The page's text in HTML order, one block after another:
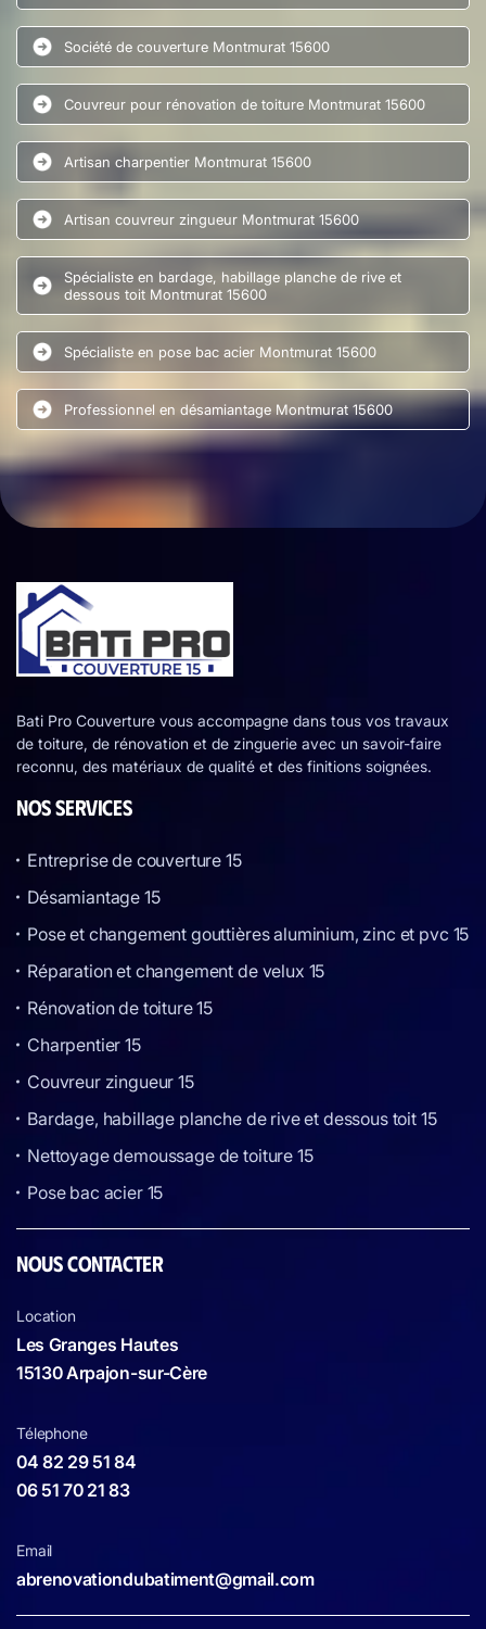
Société de couverture Montmurat 15600
Couvreur pour rénovation de toiture Montmurat 15600
Artisan charpentier Montmurat 15600
Artisan couvreur zingueur Montmurat 15600
Spécialiste en bardage, habillage planche de rive et
dessous toit Montmurat 15600
Spécialiste en pose bac acier Montmurat 15600
Professionnel en désamiantage Montmurat 15600
Bati Pro Couverture vous accompagne dans tous vos travaux
de toiture, de rénovation et de zinguerie avec un savoir-faire
reconnu, des matériaux de qualité et des finitions soignées.
NOS SERVICES
Entreprise de couverture 15
Désamiantage 15
Pose et changement gouttières aluminium, zinc et pvc 15
Réparation et changement de velux 15
Rénovation de toiture 15
Charpentier 15
Couvreur zingueur 15
Bardage, habillage planche de rive et dessous toit 15
Nettoyage demoussage de toiture 15
Pose bac acier 15
NOUS CONTACTER
Location
Les Granges Hautes
15130 Arpajon-sur-Cère
Télephone
04 82 29 51 84
06 51 70 21 83
Email
abrenovationdubatiment@gmail.com